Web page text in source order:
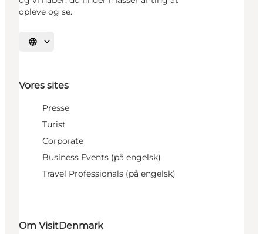
opleve og se.
Vælg sprog
Vores sites
Presse
Turist
Corporate
Business Events (på engelsk)
Travel Professionals (på engelsk)
Om VisitDenmark